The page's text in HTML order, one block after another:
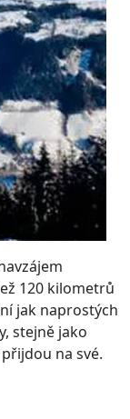
120 kilometrů
jak naprostých
stejně jako
na své.